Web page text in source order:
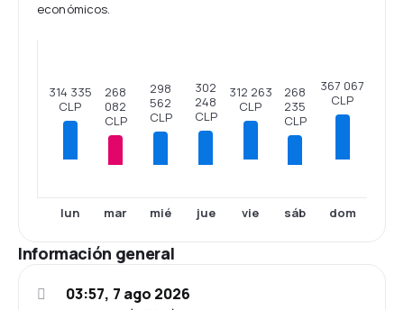
económicos.
314 335
CLP
lun
268
082
CLP
mar
298
562
CLP
mié
302
248
CLP
jue
312 263
CLP
vie
268
235
CLP
sáb
367 067
CLP
dom
Información general
03:57, 7 ago 2026